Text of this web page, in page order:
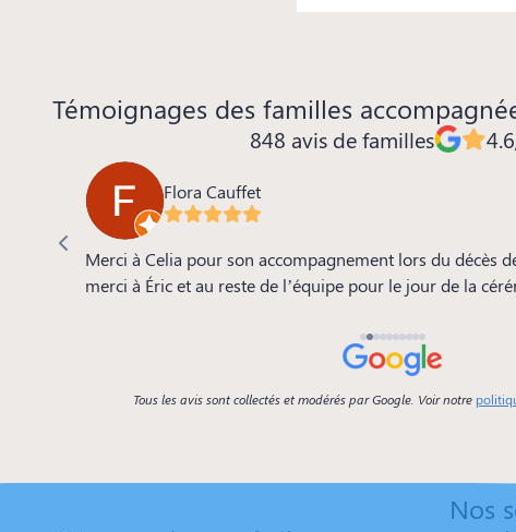
Témoignages des familles
848 avis de familles
Flora Cauffet
Merci à Celia pour son accompagnement lors du décès
merci à Éric et au reste de l’équipe pour le jour de la
Tous les avis sont collectés et modérés par Google. Voir notre
Nos